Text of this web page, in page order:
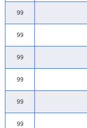
99
99
99
99
99
99